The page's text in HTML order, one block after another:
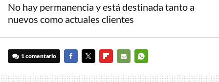
No hay permanencia y está destinada tanto a
nuevos como actuales clientes
1 comentario